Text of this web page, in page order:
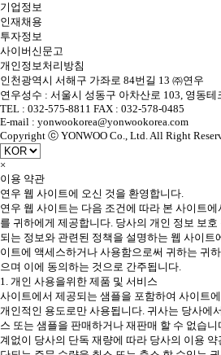
기업정보
인재채용
투자정보
사이버신문고
개인정보처리방침
인천광역시 서해구 가좌로 84번길 13 ㈜연우
연우성수 : 서울시 성동구 아차산로 103, 영동테
TEL : 032-575-8811 FAX : 032-578-0485
E-mail : yonwookorea@yonwookorea.com
Copyright ⓒ YONWOO Co., Ltd. All Right
×
이용 약관
연우 웹 사이트에 오신 것을 환영합니다.
연우 웹 사이트는 다음 조건에 따라 본 사이트
를 귀하에게 제공합니다. 당사의 개인 정보 보
되는 정보와 관련된 정책을 설명하는 웹 사이트
이트에 액세스하거나 사용함으로써 귀하는 귀
으며 이에 동의하는 것으로 간주됩니다.
1. 개인 사용을위한 제품 및 서비스
사이트에서 제공되는 샘플을 포함하여 사이트
개인적인 용도로만 사용됩니다. 귀사는 당사에
스 또는 샘플을 판매하거나 재판매 할 수 없습
계없이 당사의 단독 재량에 따라 당사의 이용